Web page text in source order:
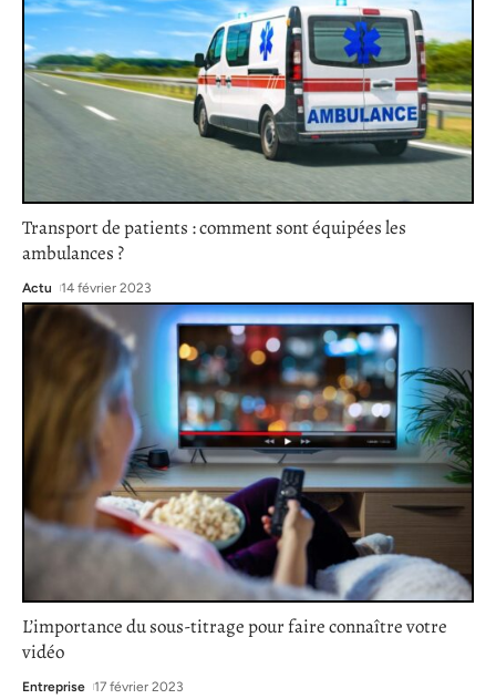
Transport de patients : comment sont équipées les
ambulances ?
Actu 14 février 2023
L’importance du sous-titrage pour faire connaître votre
vidéo
Entreprise 17 février 2023